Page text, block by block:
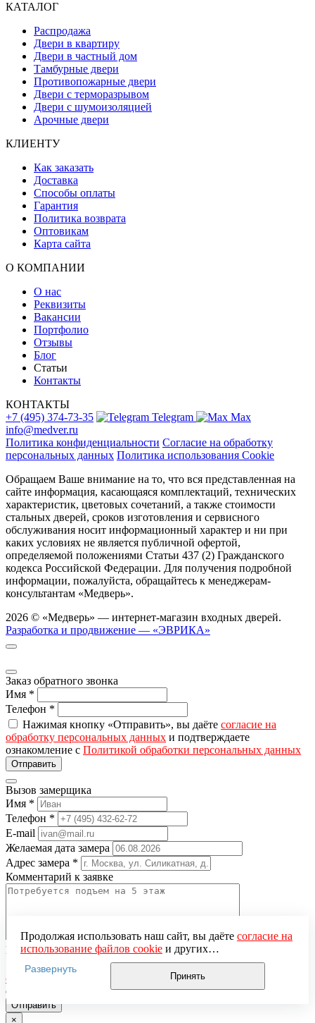
КАТАЛОГ
Распродажа
Двери в квартиру
Двери в частный дом
Тамбурные двери
Противопожарные двери
Двери с терморазрывом
Двери с шумоизоляцией
Арочные двери
КЛИЕНТУ
Как заказать
Доставка
Способы оплаты
Гарантия
Политика возврата
Оптовикам
Карта сайта
О КОМПАНИИ
О нас
Реквизиты
Вакансии
Портфолио
Отзывы
Блог
Статьи
Контакты
КОНТАКТЫ
+7 (495) 374-73-35
Telegram
Max
info@medver.ru
Политика конфиденциальности Согласие на обработку
персональных данных Политика использования Cookie
Обращаем Ваше внимание на то, что вся представленная на
сайте информация, касающаяся комплектаций, технических
характеристик, цветовых сочетаний, а также стоимости
стальных дверей, сроков изготовления и сервисного
обслуживания носит информационный характер и ни при
каких условиях не является публичной офертой,
определяемой положениями Статьи 437 (2) Гражданского
кодекса Российской Федерации. Для получения подробной
информации, пожалуйста, обращайтесь к менеджерам-
консультантам «Медверь».
2026 © «Медверь» — интернет-магазин входных дверей.
Разработка и продвижение — «ЭВРИКА»
Заказ обратного звонка
Имя *
Телефон *
Нажимая кнопку «Отправить», вы даёте согласие на
обработку персональных данных и подтверждаете
ознакомление с Политикой обработки персональных данных
Вызов замерщика
Имя *
Телефон *
E-mail
Желаемая дата замера
Адрес замера *
Комментарий к заявке
Понравившаяся модель
Нажимая кнопку «Отправить», вы даётесогласие на
обработку персональных данных
и подтверждаете
ознакомление с
Политикой обработки персональных данных
Продолжая использовать наш сайт, вы даёте согласие на
использование файлов cookieи других
пользовательских данных (включая IP-адрес, сведения о
местоположении, устройстве, действиях на сайте и т. п.)
для функционирования сайта, проведения
использования систем аналитики (например,
Развернуть
Принять
×